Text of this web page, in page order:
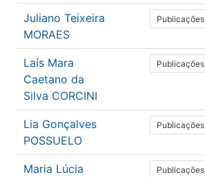
Juliano Teixeira
MORAES
Publicações
Laís Mara
Caetano da
Silva CORCINI
Publicações
Lia Gonçalves
POSSUELO
Publicações
Maria Lúcia
Publicações